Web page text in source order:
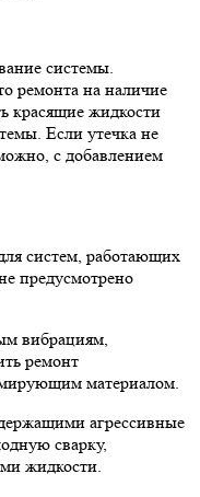
системы.
ремонта на наличие
красящие жидкости
Если утечка не
с добавлением
систем, работающих
предусмотрено
вибрациям,
ремонт
материалом.
агрессивные
сварку,
жидкости.